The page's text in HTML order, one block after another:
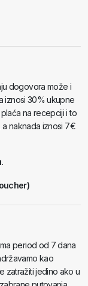
dogovora može i
iznosi 30% ukupne
na recepciji i to
a naknada iznosi 7€
period od 7 dana
kao
zatražiti jedino ako u